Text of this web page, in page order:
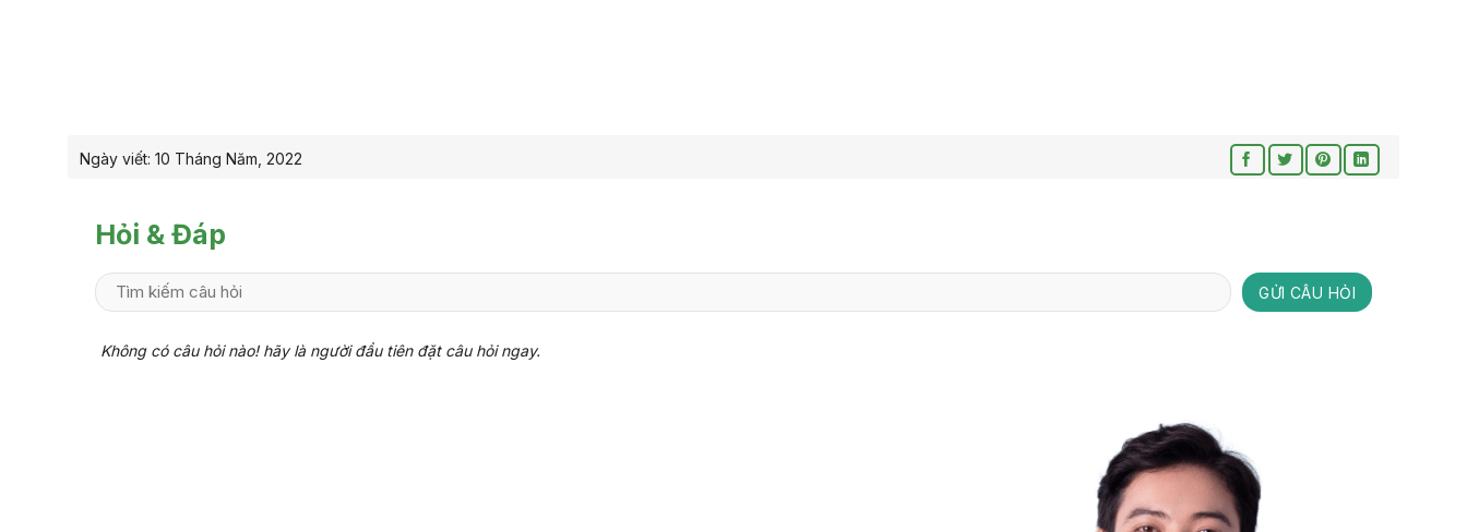
Ngày viết: 10 Tháng Năm, 2022
Hỏi & Đáp
GỬI CÂU HỎI
Không có câu hỏi nào! hãy là người đầu tiên đặt câu hỏi ngay.